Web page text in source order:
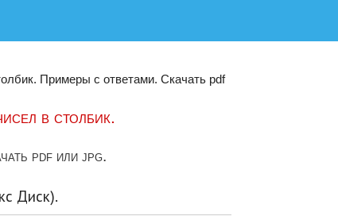
Примеры с ответами. Скачать pdf
в столбик.
pdf или jpg.
Диск).